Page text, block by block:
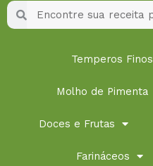
Pesquisar
Temperos Finos
Molho de Pimenta
Doces e Frutas
Farináceos